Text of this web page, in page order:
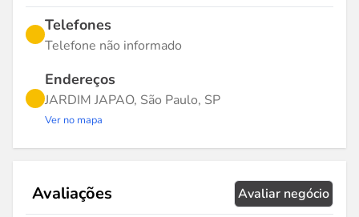
Telefones
Telefone não informado
Endereços
JARDIM JAPAO, São Paulo, SP
Ver no mapa
Avaliações Avaliar negócio